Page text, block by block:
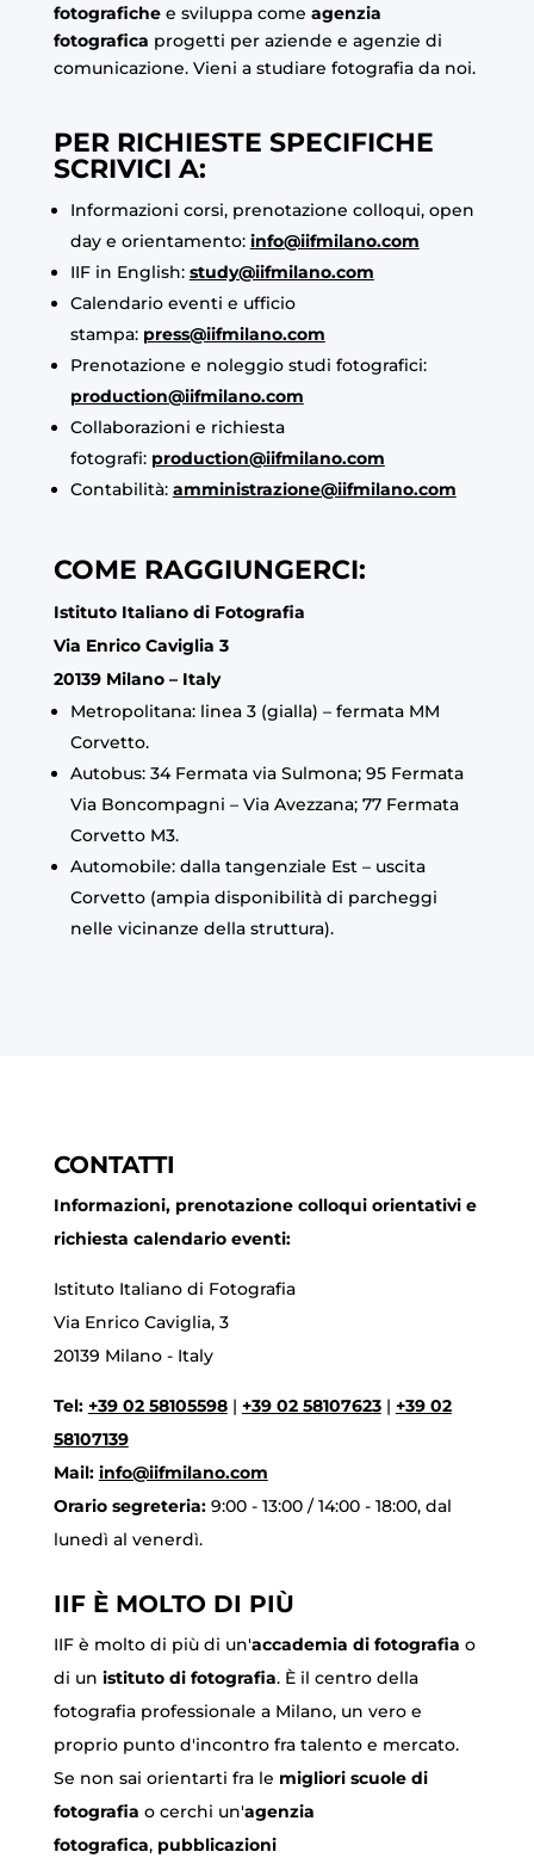
fotografichee sviluppa come agenzia
fotografica progetti per aziende e agenzie di
comunicazione. Vieni a studiare fotografia da noi.
PER RICHIESTE SPECIFICHE
SCRIVICI A:
Informazioni corsi, prenotazione colloqui, open
day e orientamento: info@iifmilano.com
IIF in English: study@iifmilano.com
Calendario eventi e ufficio
stampa: press@iifmilano.com
Prenotazione e noleggio studi fotografici:
production@iifmilano.com
Collaborazioni e richiesta
fotografi: production@iifmilano.com
Contabilità: amministrazione@iifmilano.com
COME RAGGIUNGERCI:
Istituto Italiano di Fotografia
Via Enrico Caviglia 3
20139 Milano – Italy
Metropolitana: linea 3 (gialla) – fermata MM
Corvetto.
Autobus: 34 Fermata via Sulmona; 95 Fermata
Via Boncompagni – Via Avezzana; 77 Fermata
Corvetto M3.
Automobile: dalla tangenziale Est – uscita
Corvetto (ampia disponibilità di parcheggi
nelle vicinanze della struttura).
CONTATTI
Informazioni, prenotazione colloqui orientativi e
richiesta calendario eventi:
Istituto Italiano di Fotografia
Via Enrico Caviglia, 3
20139 Milano - Italy
Tel: +39 02 58105598| +39 02 58107623| +39 02
58107139
Mail: info@iifmilano.com
Orario segreteria: 9:00 - 13:00 / 14:00 - 18:00, dal
lunedì al venerdì.
IIF È MOLTO DI PIÙ
IIF è molto di più di un'accademia di fotografia o
di un istituto di fotografia. È il centro della
fotografia professionale a Milano, un vero e
proprio punto d'incontro fra talento e mercato.
Se non sai orientarti fra le migliori scuole di
fotografia o cerchi un'agenzia
fotografica, pubblicazioni